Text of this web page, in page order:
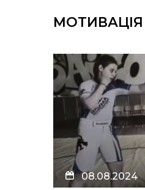
МОТИВАЦІЯ
08.08.2024